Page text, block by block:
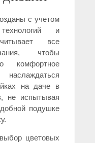
с учетом
и
все
чтобы
комфортное
на даче в
не испытывая
подушке
цветовых